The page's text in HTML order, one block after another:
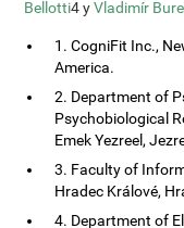
Bellotti4 yVladimír
1. CogniFit Inc.,
America.
2. Department of
Psychobiological
Emek Yezreel,
3. Faculty of
Hradec Králové,
4. Department of